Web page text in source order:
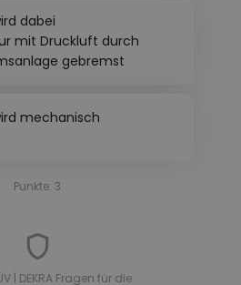
dabei
mit Druckluft durch
gebremst
mechanisch
Punkte: 3
| DEKRA Fragen für die